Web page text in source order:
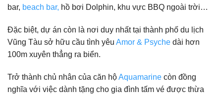
bar, beach bar, hồ bơi Dolphin, khu vực BBQ ngoài trời…
Đặc biệt, dự án còn là nơi duy nhất tại thành phố du lịch
Vũng Tàu sở hữu cầu tình yêu Amor & Psyche dài hơn
100m xuyên thẳng ra biển.
Trở thành chủ nhân của căn hộAquamarine còn đồng
nghĩa với việc dành tặng cho gia đình tấm vé được thừa